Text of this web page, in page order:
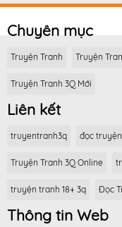
Chuyên mục
Truyện Tranh Truyện
Truyện Tranh 3Q Mới
Liên kết
truyentranh3q đọc
Truyện Tranh 3Q Online
truyện tranh 18+ 3q Đọc
Thông tin Web